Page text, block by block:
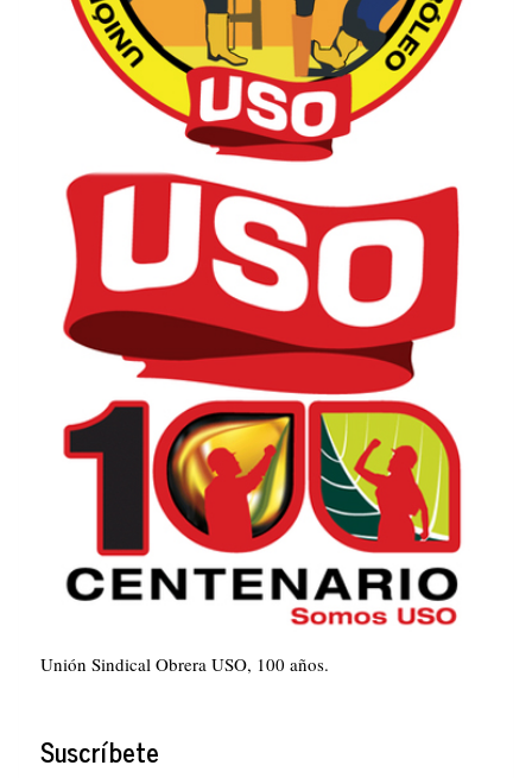
Unión Sindical Obrera USO, 100 años.
Suscríbete